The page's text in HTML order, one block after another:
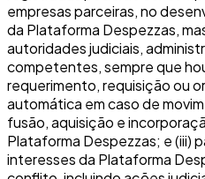
empresas parceiras, no
da Plataforma Despezzas,
autoridades judiciais,
competentes, sempre que
requerimento, requisição ou
automática em caso de
fusão, aquisição e
Plataforma Despezzas; e (iii)
interesses da Plataforma